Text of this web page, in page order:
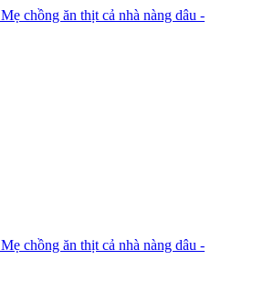
Mẹ chồng ăn thịt cả nhà nàng dâu -
Mẹ chồng ăn thịt cả nhà nàng dâu -